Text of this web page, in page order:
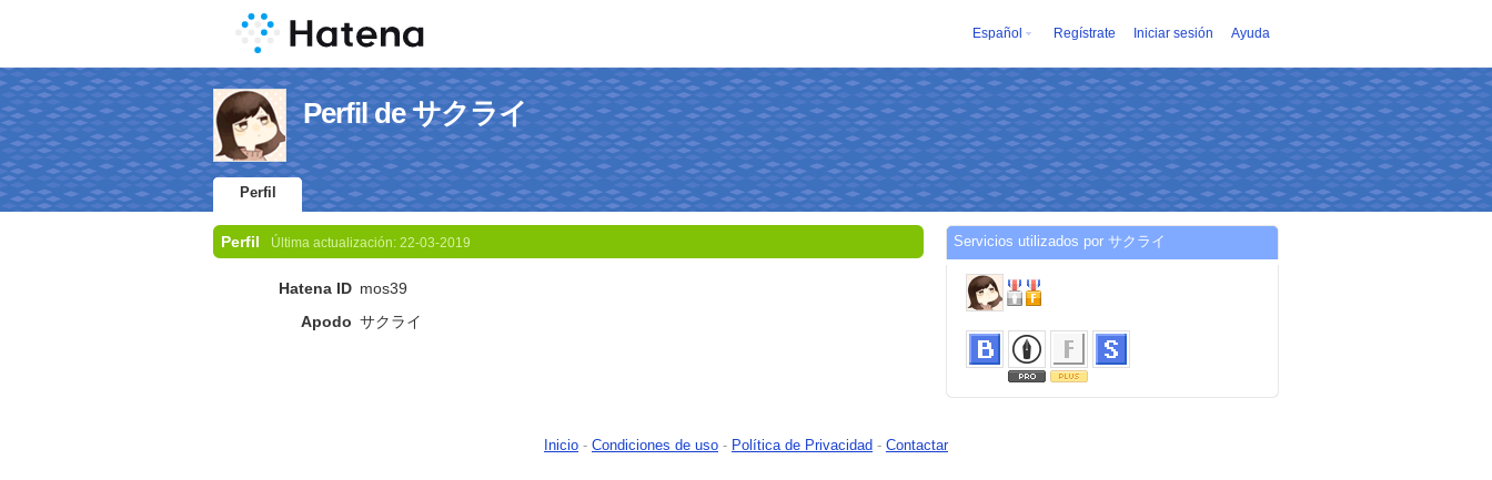
Español Regístrate Iniciar sesión Ayuda
Perfil de サクライ
Perfil
Perfil Última actualización: 22-03-2019
Hatena ID mos39
Apodo サクライ
Servicios utilizados por サクライ
Inicio - Condiciones de uso - Política de Privacidad - Contactar